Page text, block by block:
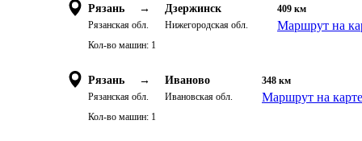
Рязань →
Рязанская обл.
Дзержинск
Нижегородская обл.
409 км
Маршрут на
Кол-во машин: 1
Рязань →
Рязанская обл.
Иваново
Ивановская обл.
348 км
Маршрут на карте
Кол-во машин: 1